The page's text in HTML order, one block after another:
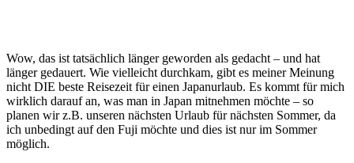
Wow, das ist tatsächlich länger geworden als gedacht – und hat
länger gedauert. Wie vielleicht durchkam, gibt es meiner Meinung
nicht DIE beste Reisezeit für einen Japanurlaub. Es kommt für mich
wirklich darauf an, was man in Japan mitnehmen möchte – so
planen wir z.B. unseren nächsten Urlaub für nächsten Sommer, da
ich unbedingt auf den Fuji möchte und dies ist nur im Sommer
möglich.